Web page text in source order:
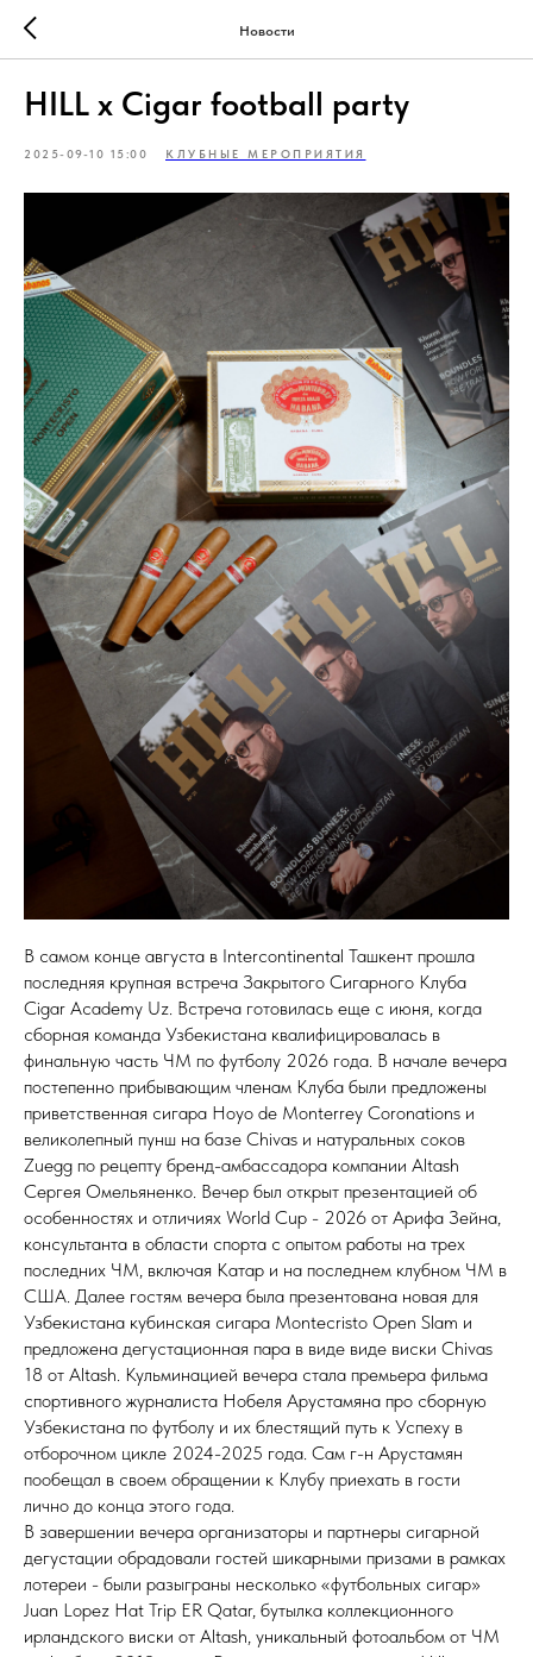
Новости
HILL x Cigar football party
2025-09-10 15:00 КЛУБНЫЕ МЕРОПРИЯТИЯ
В самом конце августа в Intercontinental Ташкент прошла
последняя крупная встреча Закрытого Сигарного Клуба
Cigar Academy Uz. Встреча готовилась еще с июня, когда
сборная команда Узбекистана квалифицировалась в
финальную часть ЧМ по футболу 2026 года. В начале вечера
постепенно прибывающим членам Клуба были предложены
приветственная сигара Hoyo de Monterrey Coronations и
великолепный пунш на базе Chivas и натуральных соков
Zuegg по рецепту бренд-амбассадора компании Altash
Сергея Омельяненко. Вечер был открыт презентацией об
особенностях и отличиях World Cup - 2026 от Арифа Зейна,
консультанта в области спорта с опытом работы на трех
последних ЧМ, включая Катар и на последнем клубном ЧМ в
США. Далее гостям вечера была презентована новая для
Узбекистана кубинская сигара Montecristo Open Slam и
предложена дегустационная пара в виде виде виски Chivas
18 от Altash. Кульминацией вечера стала премьера фильма
спортивного журналиста Нобеля Арустамяна про сборную
Узбекистана по футболу и их блестящий путь к Успеху в
отборочном цикле 2024-2025 года. Сам г-н Арустамян
пообещал в своем обращении к Клубу приехать в гости
лично до конца этого года.
В завершении вечера организаторы и партнеры сигарной
дегустации обрадовали гостей шикарными призами в рамках
лотереи - были разыграны несколько «футбольных сигар»
Juan Lopez Hat Trip ER Qatar, бутылка коллекционного
ирландского виски от Altash, уникальный фотоальбом от ЧМ